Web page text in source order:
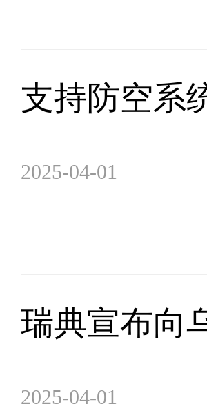
支持防空系
2025-04-01
瑞典宣布向
2025-04-01